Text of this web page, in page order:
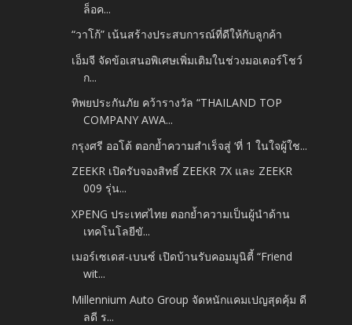
ล็อค...
“วาโก้” เน้นสร้างประสบการณ์ที่ดีให้กับลูกค้า
เอ็มจี จัดข้อเสนอพิเศษเพิ่มเติมในช่วงมอเตอร์โชว์
ก...
ทิพยประกันภัย คว้ารางวัล “THAILAND TOP
COMPANY AWA...
กรุงศรี ออโต้ ตอกย้ำความสำเร็จสู่ ‘ที่ 1 ในใจผู้ใช...
ZEEKR เปิดรับจองสิทธิ์ ZEEKR 7X และ ZEEKR
009 รุ่น...
XPENG ประเทศไทย ตอกย้ำความเป็นผู้นำด้าน
เทคโนโลยีขั...
เมอร์เซเดส-เบนซ์ เปิดบ้านรับคอมมูนิตี้ “Friend
wit...
Millennium Auto Group จัดหนักแคมเปญสุดคุ้ม ดี
ลดี ร...